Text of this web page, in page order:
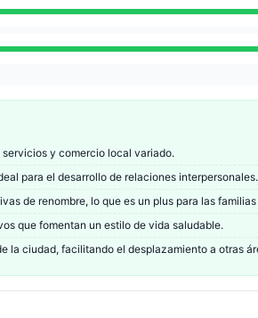
y comercio local variado.
para el desarrollo de relaciones interpersonales.
de renombre, lo que es un plus para las
que fomentan un estilo de vida saludable.
la ciudad, facilitando el desplazamiento a otras